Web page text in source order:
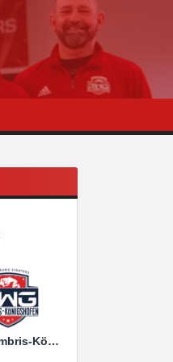
RWG Mömbris-Königshofen